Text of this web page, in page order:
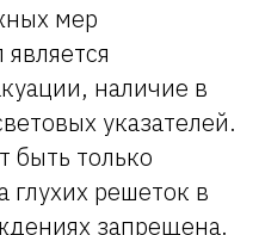
мер
наличие в
указателей.
быть только
глухих решеток в
запрещена.